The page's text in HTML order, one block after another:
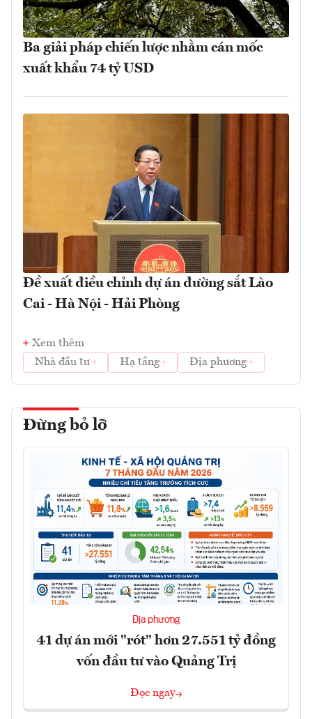
Ba giải pháp chiến lược nhằm cán mốc
xuất khẩu 74 tỷ USD
Đề xuất điều chỉnh dự án đường sắt Lào
Cai - Hà Nội - Hải Phòng
Xem thêm
Nhà đầu tư
Hạ tầng Địa phương
Đừng bỏ lỡ
Địa phương
41 dự án mới "rót" hơn 27.551 tỷ đồng
vốn đầu tư vào Quảng Trị
Đọc ngay